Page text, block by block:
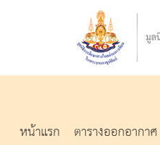
หน้าแรก ตารางออกอากาศ